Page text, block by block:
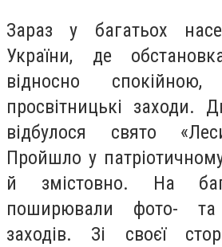
Зараз у багатьох
України, де
відносно спокійною,
просвітницькі заходи.
відбулося свято
Пройшло у
й змістовно. На
поширювали фото- та
заходів. Зі своєї